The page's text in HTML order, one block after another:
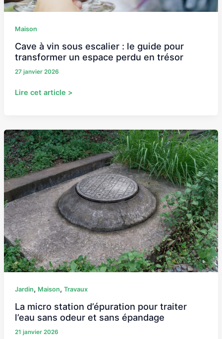
Maison
Cave à vin sous escalier : le guide pour
transformer un espace perdu en trésor
27 janvier 2026
espace
en
trésor
Lire cet article >
Jardin, Maison, Travaux
La micro station d’épuration pour traiter
l’eau sans odeur et sans épandage
21 janvier 2026
La
micro
station
d’épuration
pour
traiter
l’eau
sans
odeur
et
sans
épandage